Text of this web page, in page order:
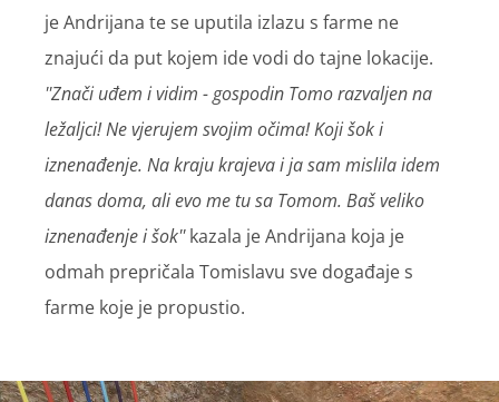
je Andrijana te se uputila izlazu s farme ne
znajući da put kojem ide vodi do tajne lokacije.
''Znači uđem i vidim - gospodin Tomo razvaljen na
ležaljci! Ne vjerujem svojim očima! Koji šok i
iznenađenje. Na kraju krajeva i ja sam mislila idem
danas doma, ali evo me tu sa Tomom. Baš veliko
iznenađenje i šok''kazala je Andrijana koja je
odmah prepričala Tomislavu sve događaje s
farme koje je propustio.